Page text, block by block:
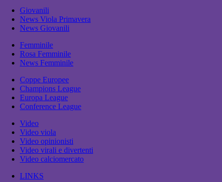
Giovanili
News Viola Primavera
News Giovanili
Femminile
Rosa Femminile
News Femminile
Coppe Europee
Champions League
Europa League
Conference League
Video
Video viola
Video opinionisti
Video virali e divertenti
Video calciomercato
LINKS